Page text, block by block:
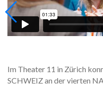
Im Theater 11 in Zürich
SCHWEIZ an der vierten